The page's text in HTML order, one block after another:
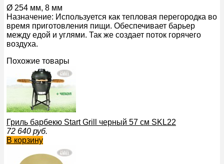
Ø 254 мм, 8 мм
Назначение: Используется как тепловая перегородка во
время приготовления пищи. Обеспечивает барьер
между едой и углями. Так же создает поток горячего
воздуха.
Похожие товары
Гриль барбекю Start Grill черный 57 см SKL22
72 640 руб.
В корзину